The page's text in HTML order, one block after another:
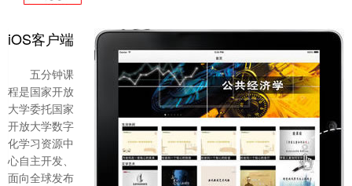
iOS客户端
五分钟课
程是国家开放
大学委托国家
开放大学数字
化学习资源中
心自主开发、
面向全球发布